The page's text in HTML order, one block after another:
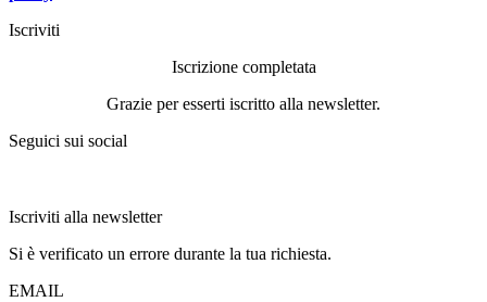
Iscriviti
Iscrizione completata
Grazie per esserti iscritto alla newsletter.
Seguici sui social
Iscriviti alla newsletter
Si è verificato un errore durante la tua richiesta.
EMAIL